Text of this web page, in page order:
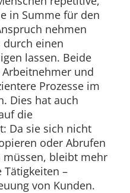
in Summe für den
nehmen
durch einen
lassen. Beide
und
Prozesse im
Dies hat auch
die
Da sie sich nicht
oder Abrufen
müssen, bleibt mehr
–
von Kunden.